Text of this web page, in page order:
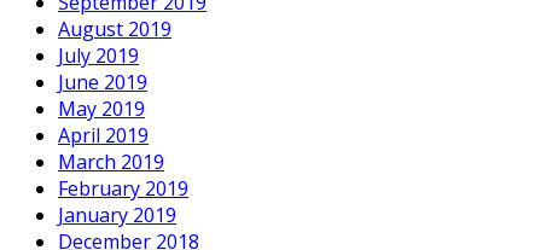
August 2019
July 2019
June 2019
May 2019
April 2019
March 2019
February 2019
January 2019
December 2018